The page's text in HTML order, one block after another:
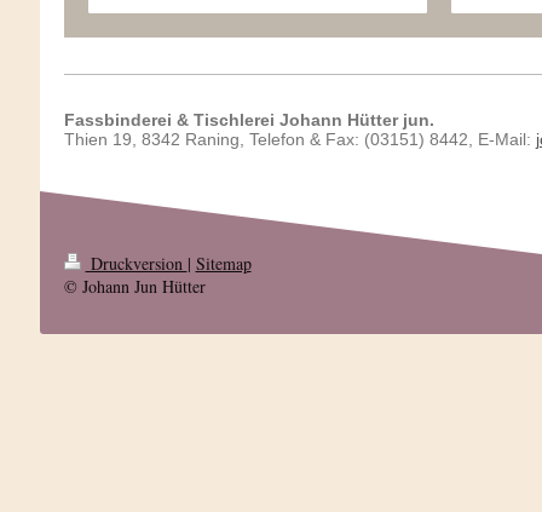
Fassbinderei & Tischlerei Johann Hütter jun.
Thien 19, 8342 Raning, Telefon & Fax: (03151) 8442, E-Mail:
Druckversion | Sitemap
© Johann Jun Hütter